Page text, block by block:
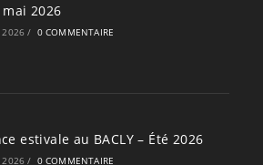
2026
2026 / 0 COMMENTAIRE
estivale au BACLY – Été 2026
2026 / 0 COMMENTAIRE